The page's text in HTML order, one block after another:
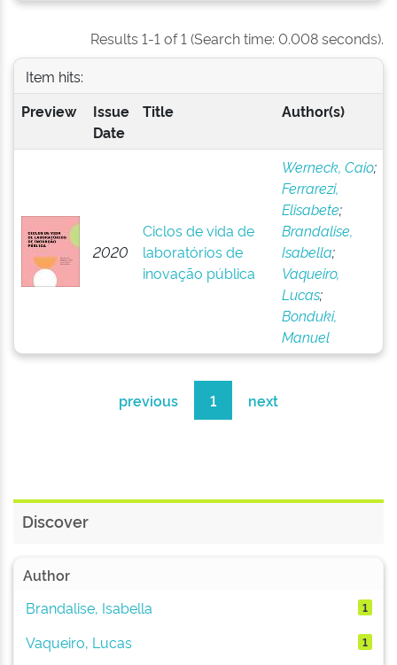
Results 1-1 of 1 (Search time: 0.008 seconds).
Item hits:
Preview
Issue
Date
Title Author(s)
2020
Ciclos de vida de
laboratórios de
inovação pública
Werneck, Caio;
Ferrarezi,
Elisabete;
Brandalise,
Isabella;
Vaqueiro,
Lucas;
Bonduki,
Manuel
previous 1 next
Discover
Author
Brandalise, Isabella
1
Vaqueiro, Lucas 1